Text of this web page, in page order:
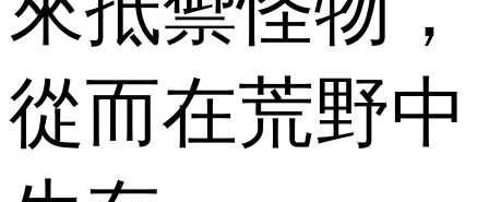
從而在荒野中